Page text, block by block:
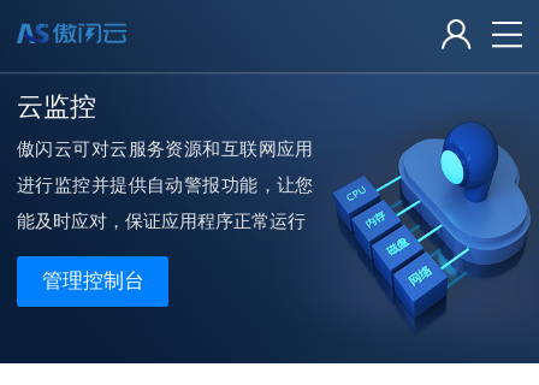
云监控
傲闪云可对云服务资源和互联网应用
进行监控并提供自动警报功能，让您
能及时应对，保证应用程序正常运行
管理控制台